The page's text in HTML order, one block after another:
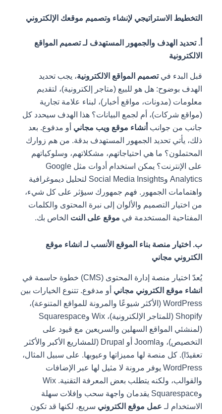
التخطيط الاستراتيجي لإنشاء وتصميم موقعك الإلكتروني
أ. تحديد الهدف والجمهور المستهدف لـ تصميم المواقع
الالكترونية
قبل البدء في تصميم المواقع الالكترونية، يجب تحديد
الهدف بوضوح: هل هو للبيع (متاجر إلكترونية)، لتقديم
معلومات (مدونات، مواقع أخبار)، لبناء علامة تجارية
(مواقع شركات)، أم لجمع البيانات؟ هذا الهدف سيحدد كل
جانب من جوانبأنشاء موقع ويب مجانيأو مدفوع. بعد
ذلك، يأتي تحديد الجمهور المستهدف بدقة. من هم زوارك
المحتملون؟ ما هي احتياجاتهم، مشكلاتهم، وسلوكياتهم
على الإنترنت؟ يمكن استخدام أدوات مثل Google
Analytics وSocial Media Insights لتحليل ديموغرافية
واهتمامات الجمهور. فهم جمهورك سيؤثر على كل شيء،
من اختيار التصميم والألوان إلى نبرة المحتوى والكلمات
المفتاحية المستخدمة في موقع على النتالخاص بك.
ب. اختيار منصة بناء الموقع الأنسب لـ انشاء موقع
الكتروني مجاني
يُعدّ اختيار منصة إدارة المحتوى (CMS) خطوة حاسمة في
انشاء موقع الكتروني مجانيأو مدفوع. تتنوع الخيارات بين
WordPress (الأكثر شيوعًا والمرونة للمواقع المتنوعة)،
Shopify (للمتاجر الإلكترونية)، Wix وSquarespace
(لمنشئي المواقع السهلين والسريعين مع قيود على
التخصيص)، وJoomla أو Drupal (للمشاريع الأكبر والأكثر
تعقيدًا). كل منصة لها مميزاتها وعيوبها. على سبيل المثال،
WordPress يوفر مرونة لا مثيل لها عبر الإضافات
والقوالب، ولكنه يتطلب بعض المعرفة التقنية. Wix
وSquarespace يقدمان واجهة سحب وإفلات سهلة
الاستخدام لـعمل موقع الكترونيسريع، لكنها قد تكون